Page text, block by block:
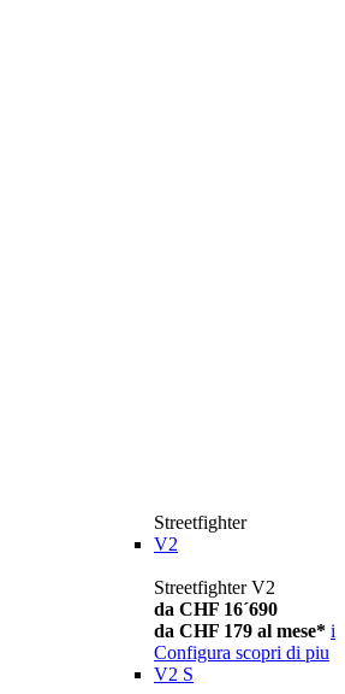
Streetfighter
V2
Streetfighter V2
da CHF 16´690
da CHF 179 al mese* i
Configura scopri di piu
V2 S